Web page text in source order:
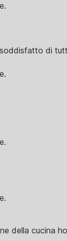
di
della cucina